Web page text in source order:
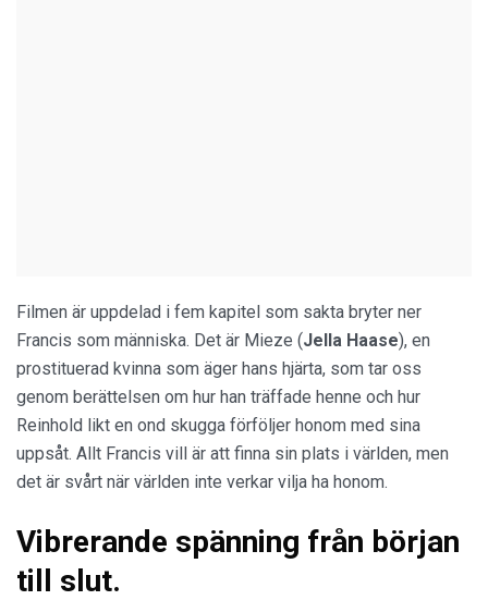
Filmen är uppdelad i fem kapitel som sakta bryter ner
Francis som människa. Det är Mieze (Jella Haase), en
prostituerad kvinna som äger hans hjärta, som tar oss
genom berättelsen om hur han träffade henne och hur
Reinhold likt en ond skugga förföljer honom med sina
uppsåt. Allt Francis vill är att finna sin plats i världen, men
det är svårt när världen inte verkar vilja ha honom.
Vibrerande spänning från början
till slut.